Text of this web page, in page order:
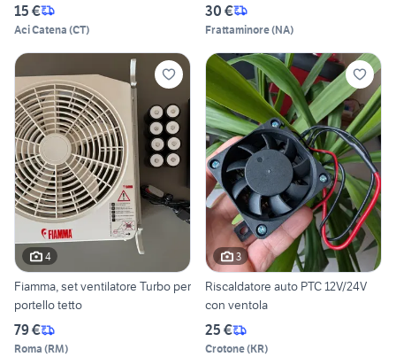
15 €
Aci Catena (CT)
30 €
Frattaminore(NA)
4
Fiamma, set ventilatore Turbo per
portello tetto
79 €
Roma (RM)
3
Riscaldatore auto PTC 12V/24V
con ventola
25 €
Crotone(KR)